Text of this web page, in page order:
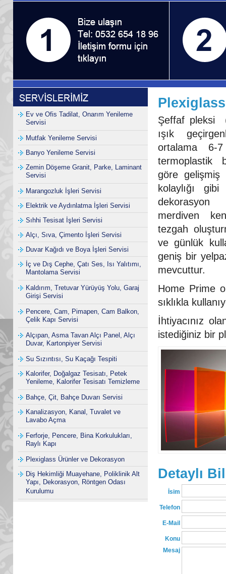
Ev ve Ofis Tadilat, Onarım Yenileme
Servisi
Mutfak Yenileme Servisi
Banyo Yenileme Servisi
Zemin Döşeme Granit, Parke, Laminant
Servisi
Marangozluk İşleri Servisi
Elektrik ve Aydınlatma İşleri Servisi
Sıhhi Tesisat İşleri Servisi
Alçı, Sıva, Çimento İşleri Servisi
Duvar Kağıdı ve Boya İşleri Servisi
İç ve Dış Cephe, Çatı Ses, Isı Yalıtımı,
Mantolama Servisi
Kaldırım, Tretuvar Yürüyüş Yolu, Garaj
Girişi Servisi
Pencere, Cam, Pimapen, Cam Balkon,
Çelik Kapı Servisi
Alçıpan, Asma Tavan Alçı Panel, Alçı
Duvar, Kartonpiyer Servisi
Su Sızıntısı, Su Kaçağı Tespiti
Kalorifer, Doğalgaz Tesisatı, Petek
Yenileme, Kalorifer Tesisatı Temizleme
Bahçe, Çit, Bahçe Duvarı Servisi
Kanalizasyon, Kanal, Tuvalet ve
Lavabo Açma
Ferforje, Pencere, Bina Korkulukları,
Raylı Kapı
Plexiglass Ürünler ve Dekorasyon
Diş Hekimliği Muayehane, Poliklinik Alt
Yapı, Dekorasyon, Röntgen Odası
Kurulumu
Şeffaf pleksi
ışık
ortalama 6-
termoplastik
göre gelişmiş
kolaylığı gibi
merdiven
tezgah
ve günlük
geniş bir
mevcuttur.
Home Prime
sıklıkla
İhtiyacınız
istediğiniz bir
Detaylı
İsim
Telefon
E-Mail
Konu
Mesaj